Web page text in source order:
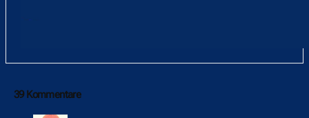
39 Kommentare